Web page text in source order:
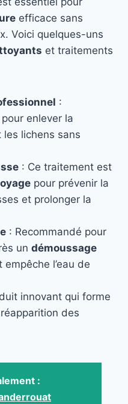
efficace sans
Voici quelques-uns
et traitements
:
enlever la
les lichens sans
: Ce traitement est
pour prévenir la
et prolonger la
: Recommandé pour
un démoussage
l’eau de
innovant qui forme
des
: